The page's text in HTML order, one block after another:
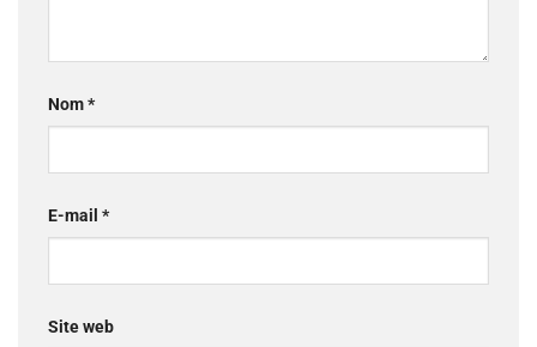
Nom*
E-mail *
Site web